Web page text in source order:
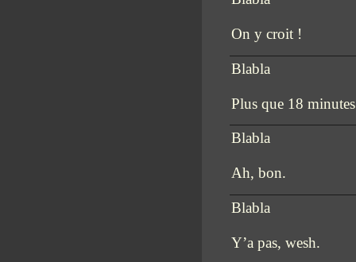
On y croit !
Blabla
Plus que 18
Blabla
Ah, bon.
Blabla
Y’a pas, wesh.